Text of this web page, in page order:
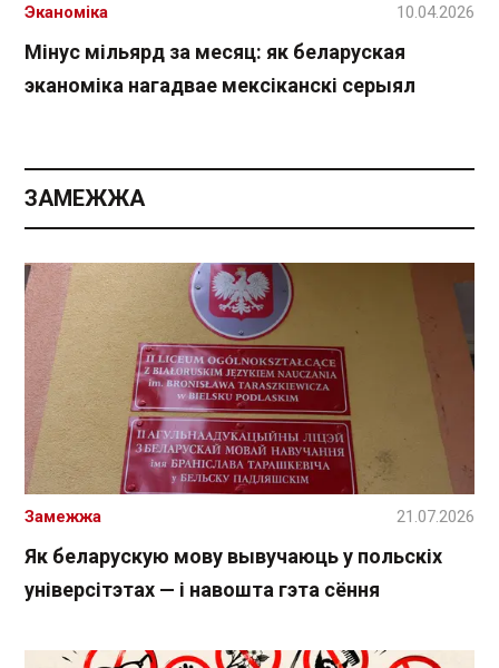
Мінус мільярд за месяц: як беларуская
эканоміка нагадвае мексіканскі серыял
Эканоміка 10.04.2026
ЗАМЕЖЖА
Як беларускую мову вывучаюць у польскіх
універсітэтах — і навошта гэта сёння
Замежжа 21.07.2026